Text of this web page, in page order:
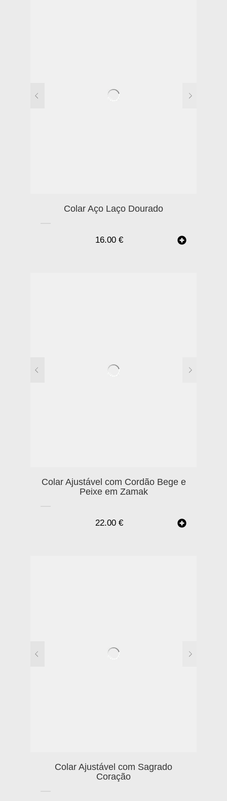
Colar Aço Laço Dourado
16.00 €
Colar Ajustável com Cordão Bege e
Peixe em Zamak
22.00 €
Colar Ajustável com Sagrado
Coração